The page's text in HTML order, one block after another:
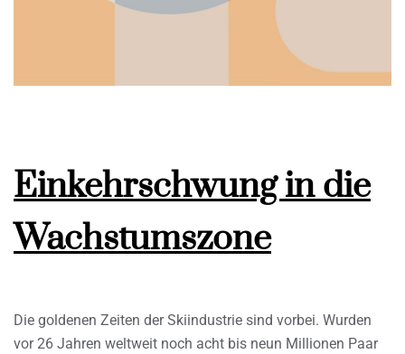
Einkehrschwung in die
Wachstumszone
Die goldenen Zeiten der Skiindustrie sind vorbei. Wurden
vor 26 Jahren weltweit noch acht bis neun Millionen Paar